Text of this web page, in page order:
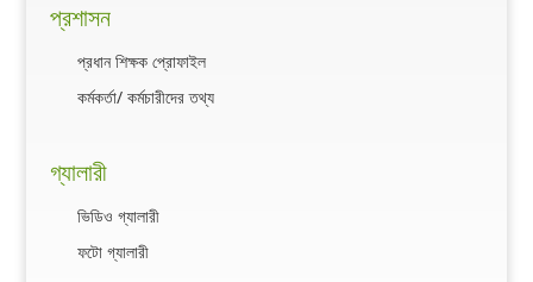
প্রশাসন
প্রধান শিক্ষক প্রোফাইল
কর্মকর্তা/ কর্মচারীদের তথ্য
গ্যালারী
ভিডিও গ্যালারী
ফটো গ্যালারী